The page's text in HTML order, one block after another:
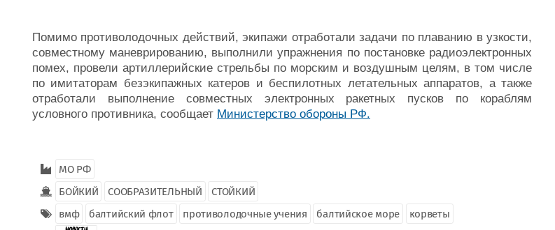
Помимо противолодочных действий, экипажи отработали задачи по плаванию в узкости,
совместному маневрированию, выполнили упражнения по постановке радиоэлектронных
помех, провели артиллерийские стрельбы по морским и воздушным целям, в том числе
по имитаторам безэкипажных катеров и беспилотных летательных аппаратов, а также
отработали выполнение совместных электронных ракетных пусков по кораблям
условного противника, сообщает Министерство обороны РФ.
МО РФ
БОЙКИЙ
СООБРАЗИТЕЛЬНЫЙ
СТОЙКИЙ
вмф
балтийский флот противолодочные учения балтийское море корветы